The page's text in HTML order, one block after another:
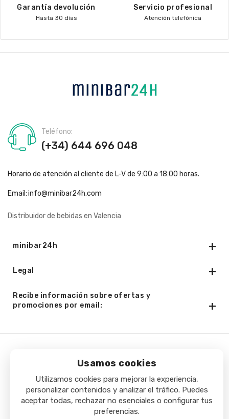
Usamos cookies
Utilizamos cookies para mejorar la experiencia,
personalizar contenidos y analizar el tráfico. Puedes
aceptar todas, rechazar no esenciales o configurar tus
preferencias.
Garantía devolución
Hasta 30 días
Servicio profesional
Atención telefónica
Teléfono:
(+34) 644 696 048
Horario de atención al cliente de L-V de 9:00 a 18:00 horas.
Email:info@minibar24h.com
Distribuidor de bebidas en Valencia
minibar24h
Legal
Recibe información sobre ofertas y
promociones por email: